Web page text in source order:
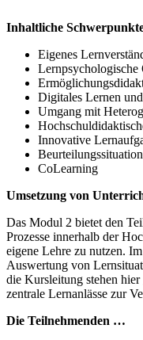
Inhaltliche
Eigenes
Lernpsychologische
Digitales Lernen
Umgang mit
Innovative
CoLearning
Umsetzung von
Das Modul 2 bietet den
Prozesse innerhalb der
eigene Lehre zu nutzen.
Auswertung von
die Kursleitung stehen
zentrale Lernanlässe zur
Die Teilnehmenden …